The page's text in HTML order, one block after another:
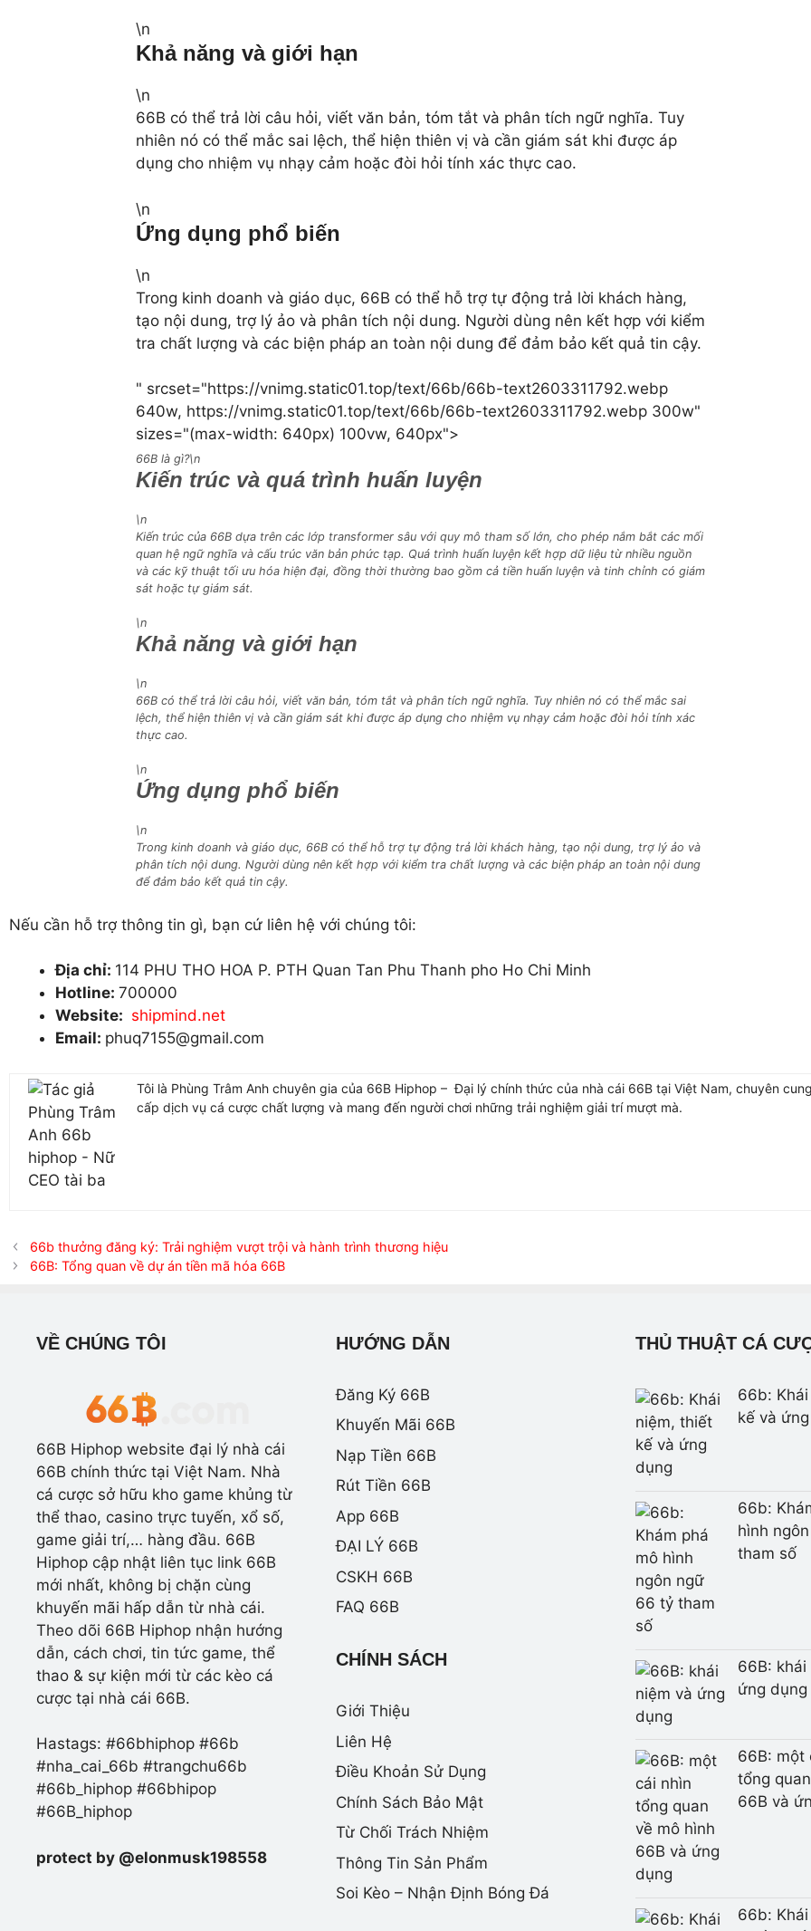
\n
Khả năng và giới hạn
\n
66B có thể trả lời câu hỏi, viết văn bản, tóm tắt và phân tích ngữ nghĩa. Tuy
nhiên nó có thể mắc sai lệch, thể hiện thiên vị và cần giám sát khi được áp
dụng cho nhiệm vụ nhạy cảm hoặc đòi hỏi tính xác thực cao.
\n
Ứng dụng phổ biến
\n
Trong kinh doanh và giáo dục, 66B có thể hỗ trợ tự động trả lời khách hàng,
tạo nội dung, trợ lý ảo và phân tích nội dung. Người dùng nên kết hợp với kiểm
tra chất lượng và các biện pháp an toàn nội dung để đảm bảo kết quả tin cậy.
" srcset="https://vnimg.static01.top/text/66b/66b-text2603311792.webp
640w, https://vnimg.static01.top/text/66b/66b-text2603311792.webp 300w"
sizes="(max-width: 640px) 100vw, 640px">
66B là gì?\n
Kiến trúc và quá trình huấn luyện
\n
Kiến trúc của 66B dựa trên các lớp transformer sâu với quy mô tham số lớn, cho phép nắm bắt các mối
quan hệ ngữ nghĩa và cấu trúc văn bản phức tạp. Quá trình huấn luyện kết hợp dữ liệu từ nhiều nguồn
và các kỹ thuật tối ưu hóa hiện đại, đồng thời thường bao gồm cả tiền huấn luyện và tinh chỉnh có giám
sát hoặc tự giám sát.
\n
Khả năng và giới hạn
\n
66B có thể trả lời câu hỏi, viết văn bản, tóm tắt và phân tích ngữ nghĩa. Tuy nhiên nó có thể mắc sai
lệch, thể hiện thiên vị và cần giám sát khi được áp dụng cho nhiệm vụ nhạy cảm hoặc đòi hỏi tính xác
thực cao.
\n
Ứng dụng phổ biến
\n
Trong kinh doanh và giáo dục, 66B có thể hỗ trợ tự động trả lời khách hàng, tạo nội dung, trợ lý ảo và
phân tích nội dung. Người dùng nên kết hợp với kiểm tra chất lượng và các biện pháp an toàn nội dung
để đảm bảo kết quả tin cậy.
Nếu cần hỗ trợ thông tin gì, bạn cứ liên hệ với chúng tôi:
Địa chỉ: 114 PHU THO HOA P. PTH Quan Tan Phu Thanh pho Ho Chi Minh
Hotline: 700000
Website: shipmind.net
Email: phuq7155@gmail.com
Tôi là Phùng Trâm Anh chuyên gia của 66B Hiphop – Đại lý chính thức của nhà cái 66B tại Việt Nam, chuyên
cấp dịch vụ cá cược chất lượng và mang đến người chơi những trải nghiệm giải trí mượt mà.
66b thưởng đăng ký: Trải nghiệm vượt trội và hành trình thương hiệu
66B: Tổng quan về dự án tiền mã hóa 66B
VỀ CHÚNG TÔI
66B Hiphop website đại lý nhà cái
66B chính thức tại Việt Nam. Nhà
cá cược sở hữu kho game khủng từ
thể thao, casino trực tuyến, xổ số,
game giải trí,… hàng đầu. 66B
Hiphop cập nhật liên tục link 66B
mới nhất, không bị chặn cùng
khuyến mãi hấp dẫn từ nhà cái.
Theo dõi 66B Hiphop nhận hướng
dẫn, cách chơi, tin tức game, thể
thao & sự kiện mới từ các kèo cá
cược tại nhà cái 66B.
Hastags: #66bhiphop #66b
#nha_cai_66b #trangchu66b
#66b_hiphop #66bhipop
#66B_hiphop
protect by @elonmusk198558
HƯỚNG DẪN
Đăng Ký 66B
Khuyến Mãi 66B
Nạp Tiền 66B
Rút Tiền 66B
App 66B
ĐẠI LÝ 66B
CSKH 66B
FAQ 66B
CHÍNH SÁCH
Giới Thiệu
Liên Hệ
Điều Khoản Sử Dụng
Chính Sách Bảo Mật
Từ Chối Trách Nhiệm
Thông Tin Sản Phẩm
Soi Kèo – Nhận Định Bóng Đá
THỦ THUẬT CÁ
66b:
kế và
66b:
hình
tham số
66B: khái
ứng dụng
66B: một
tổng
66B và
66b: